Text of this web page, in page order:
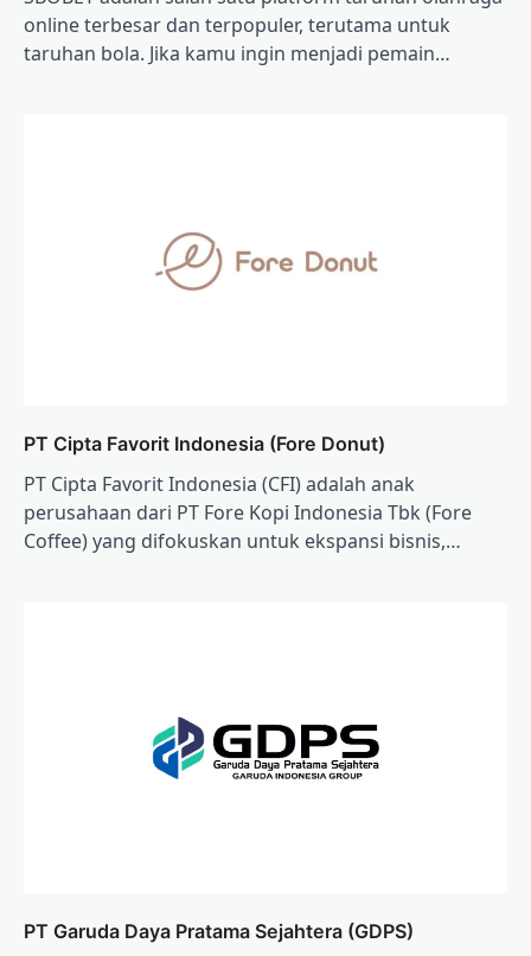
online terbesar dan terpopuler, terutama untuk
taruhan bola. Jika kamu ingin menjadi pemain…
PT Cipta Favorit Indonesia (Fore Donut)
PT Cipta Favorit Indonesia (CFI) adalah anak
perusahaan dari PT Fore Kopi Indonesia Tbk (Fore
Coffee) yang difokuskan untuk ekspansi bisnis,…
PT Garuda Daya Pratama Sejahtera (GDPS)